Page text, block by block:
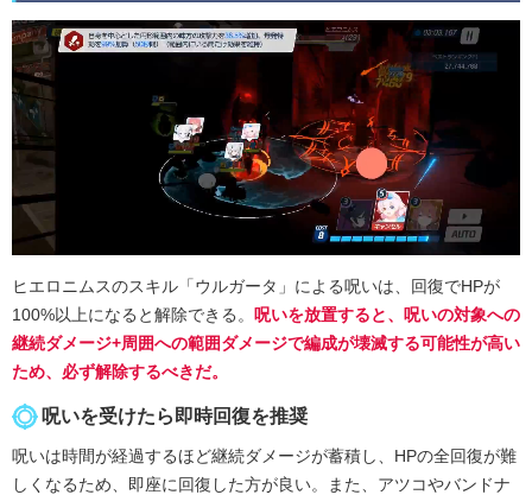
ヒエロニムスのスキル「ウルガータ」による呪いは、回復でHPが
100%以上になると解除できる。
呪いを放置すると、呪いの対象への
継続ダメージ+周囲への範囲ダメージで編成が壊滅する可能性が高い
ため、必ず解除するべきだ。
呪いを受けたら即時回復を推奨
呪いは時間が経過するほど継続ダメージが蓄積し、HPの全回復が難
しくなるため、即座に回復した方が良い。また、アツコやバンドナ